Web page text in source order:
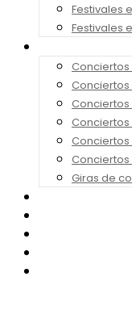
Festivales
Festivales
Conciertos
Conciertos
Conciertos
Conciertos
Conciertos
Conciertos
Giras de